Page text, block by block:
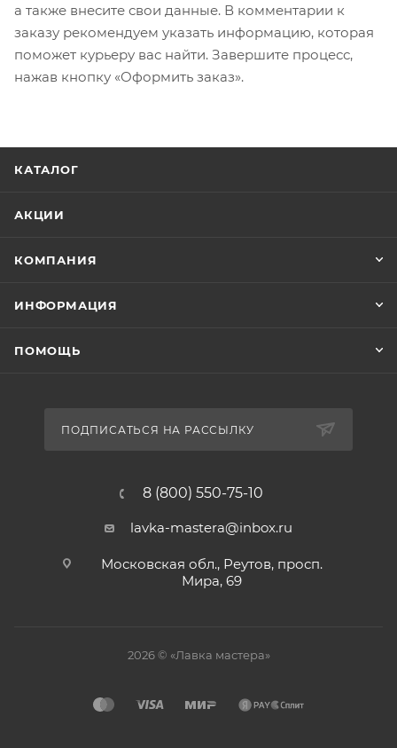
а также внесите свои данные. В комментарии к
заказу рекомендуем указать информацию, которая
поможет курьеру вас найти. Завершите процесс,
нажав кнопку «Оформить заказ».
КАТАЛОГ
АКЦИИ
КОМПАНИЯ
ИНФОРМАЦИЯ
ПОМОЩЬ
ПОДПИСАТЬСЯ НА РАССЫЛКУ
8 (800) 550-75-10
lavka-mastera@inbox.ru
Московская обл., Реутов, просп.
Мира, 69
2026 © «Лавка мастера»